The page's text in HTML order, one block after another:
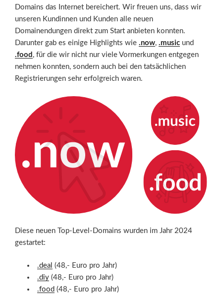
Domains das Internet bereichert. Wir freuen uns, dass wir
unseren Kundinnen und Kunden alle neuen
Domainendungen direkt zum Start anbieten konnten.
Darunter gab es einige Highlights wie .now, .music und
.food , für die wir nicht nur viele Vormerkungen entgegen
nehmen konnten, sondern auch bei den tatsächlichen
Registrierungen sehr erfolgreich waren.
Diese neuen Top-Level-Domains wurden im Jahr 2024
gestartet:
.deal (48,- Euro pro Jahr)
.diy (48,- Euro pro Jahr)
.food (48,- Euro pro Jahr)